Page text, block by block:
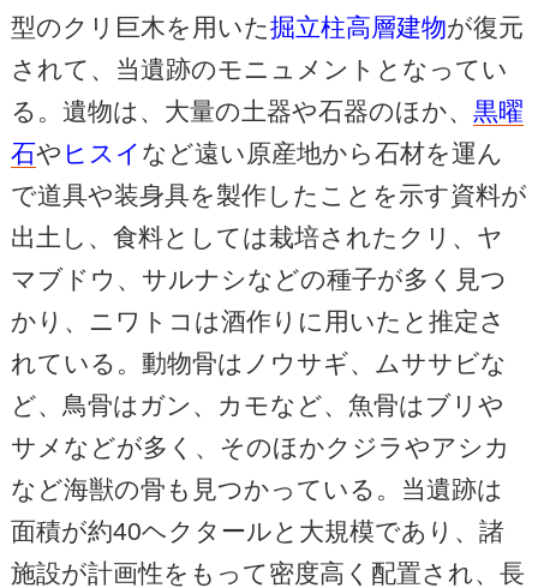
型のクリ巨木を用いた掘立柱高層建物が復元
されて、当遺跡のモニュメントとなってい
る。遺物は、大量の土器や石器のほか、 黒曜
石や ヒスイ など遠い原産地から石材を運ん
で道具や装身具を製作したことを示す資料が
出土し、食料としては栽培されたクリ、ヤ
マブドウ、サルナシなどの種子が多く見つ
かり、ニワトコは酒作りに用いたと推定さ
れている。動物骨はノウサギ、ムササビな
ど、鳥骨はガン、カモなど、魚骨はブリや
サメなどが多く、そのほかクジラやアシカ
など海獣の骨も見つかっている。当遺跡は
面積が約40ヘクタールと大規模であり、諸
施設が計画性をもって密度高く配置され、長